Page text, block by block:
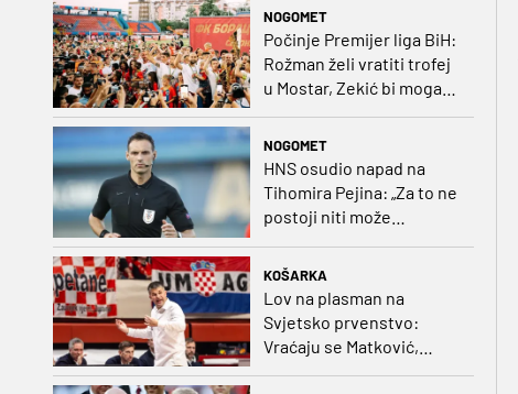
NOGOMET
Počinje Premijer liga BiH:
Rožman želi vratiti trofej
u Mostar, Zekić bi mogao
NOGOMET
HNS osudio napad na
Tihomira Pejina: „Za to ne
postoji niti može
KOŠARKA
Lov na plasman na
Svjetsko prvenstvo:
Vraćaju se Matković,
Nakić i Drežnjak